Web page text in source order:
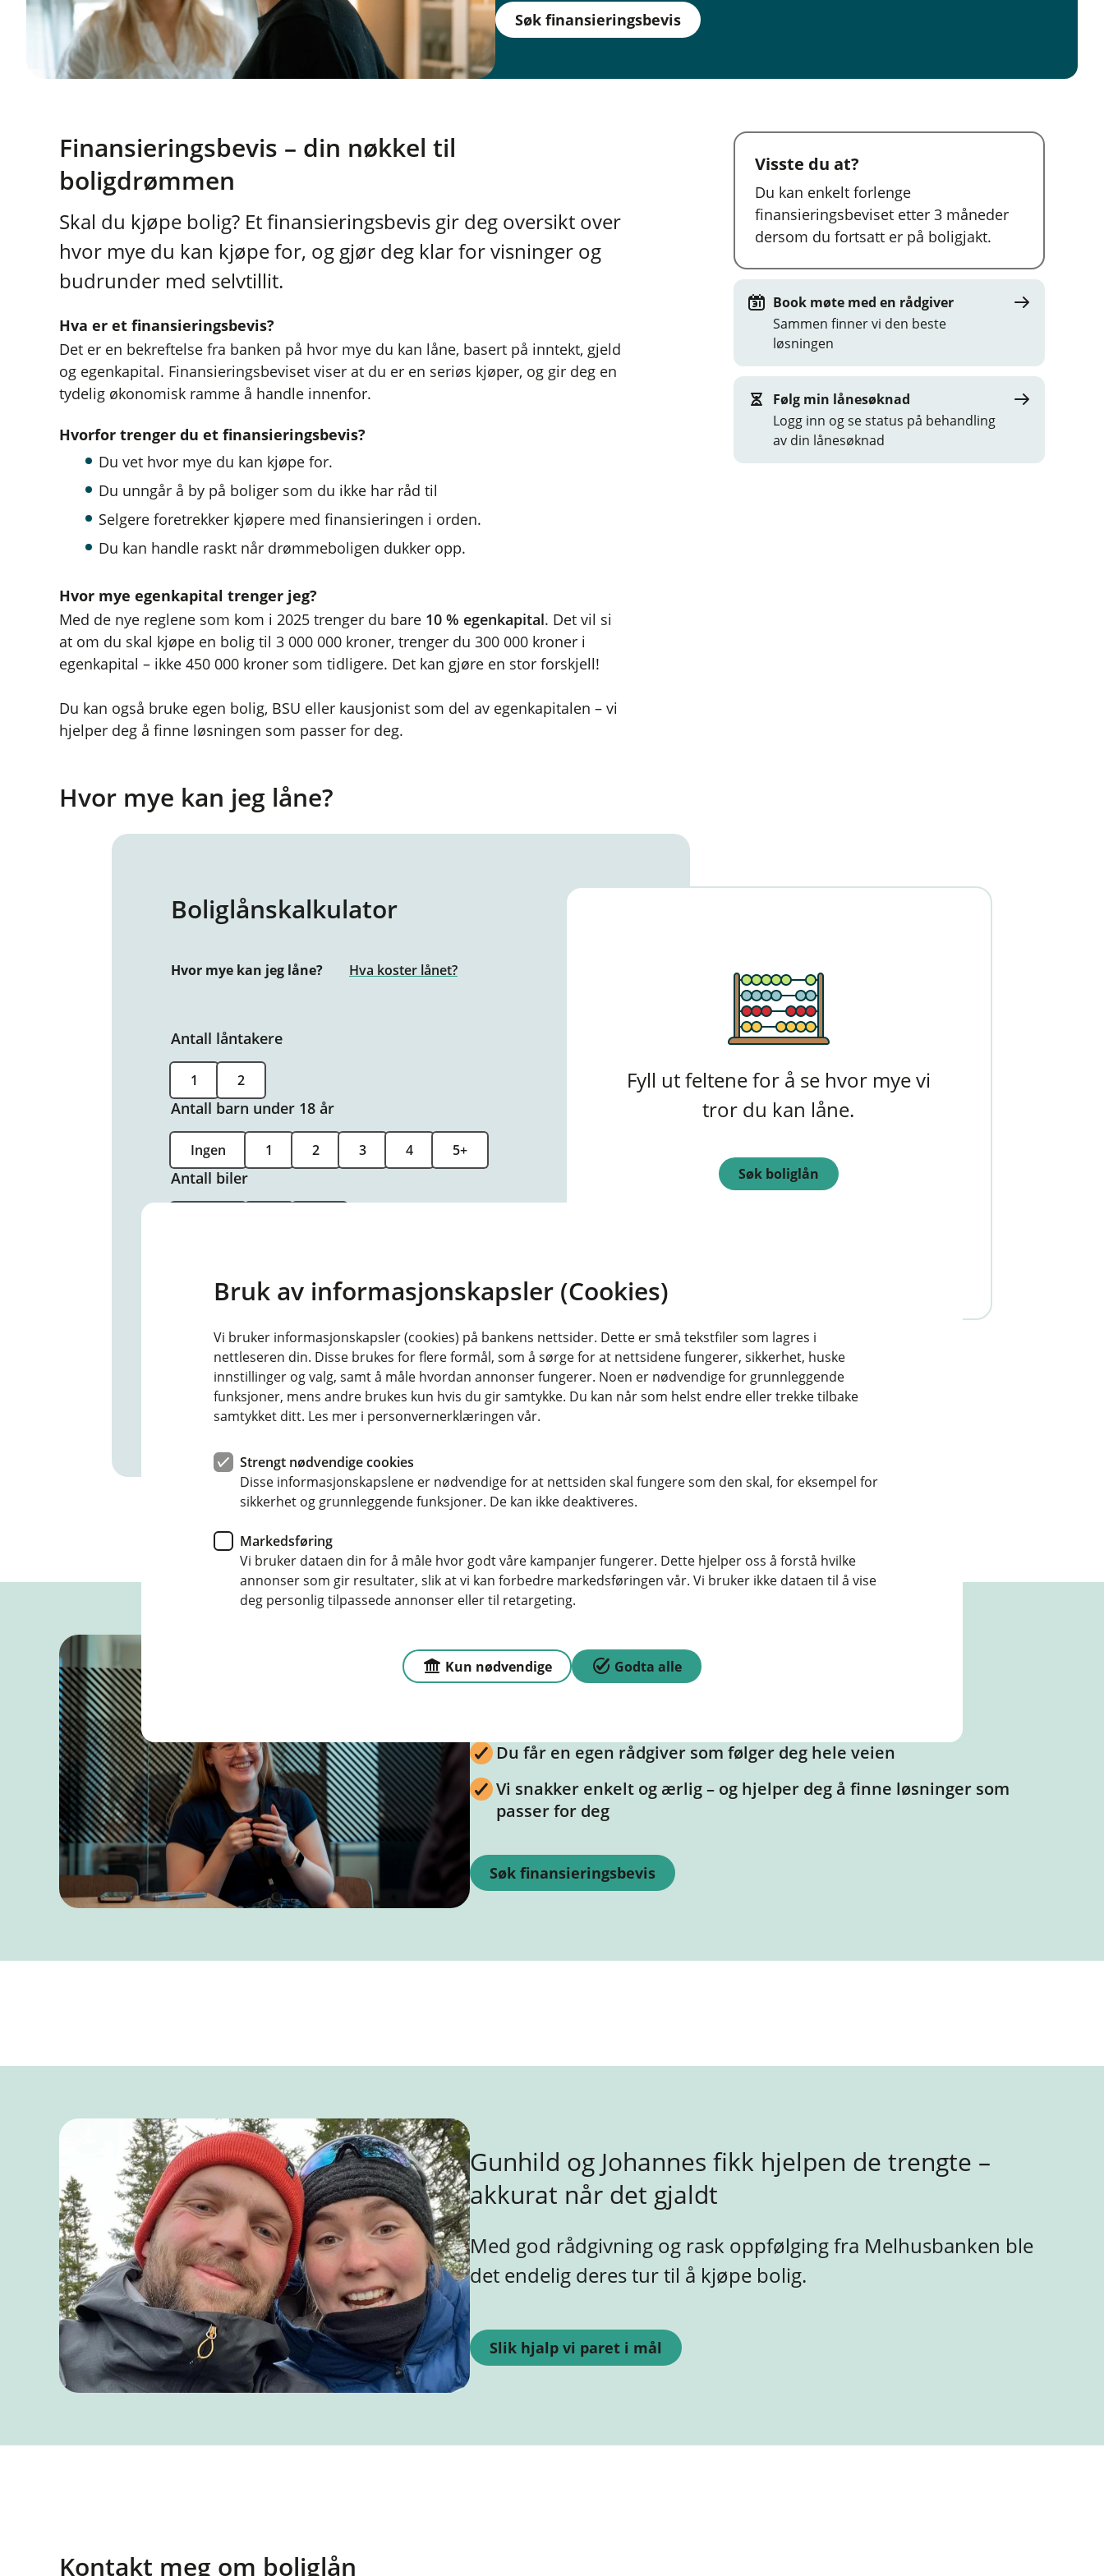
Søk finansieringsbevis
Finansieringsbevis – din nøkkel til
boligdrømmen
Skal du kjøpe bolig? Et finansieringsbevis gir deg oversikt over
hvor mye du kan kjøpe for, og gjør deg klar for visninger og
budrunder med selvtillit.
Hva er et finansieringsbevis?
Det er en bekreftelse fra banken på hvor mye du kan låne, basert på inntekt, gjeld
og egenkapital. Finansieringsbeviset viser at du er en seriøs kjøper, og gir deg en
tydelig økonomisk ramme å handle innenfor.
Hvorfor trenger du et finansieringsbevis?
Du vet hvor mye du kan kjøpe for.
Du unngår å by på boliger som du ikke har råd til
Selgere foretrekker kjøpere med finansieringen i orden.
Du kan handle raskt når drømmeboligen dukker opp.
Hvor mye egenkapital trenger jeg?
Med de nye reglene som kom i 2025 trenger du bare 10 % egenkapital. Det vil si
at om du skal kjøpe en bolig til 3 000 000 kroner, trenger du 300 000 kroner i
egenkapital – ikke 450 000 kroner som tidligere. Det kan gjøre en stor forskjell!
Du kan også bruke egen bolig, BSU eller kausjonist som del av egenkapitalen – vi
hjelper deg å finne løsningen som passer for deg.
Visste du at?
Du kan enkelt forlenge
finansieringsbeviset etter 3 måneder
dersom du fortsatt er på boligjakt.
Book møte med en rådgiver
Sammen finner vi den beste
løsningen
Følg min lånesøknad
Logg inn og se status på behandling
av din lånesøknad
Hvor mye kan jeg låne?
Boliglånskalkulator
Hvor mye kan jeg låne? Hva koster lånet?
Antall låntakere
1 2
Antall barn under 18 år
Ingen 1 2 3 4 5+
Antall biler
Samlet gjeld
Du trenger ikke føre opp gjeld som innfris ved utbetaling av nytt boliglån.
Fyll ut feltene for å se hvor mye vi
tror du kan låne.
Søk boliglån
Hvorfor søke boliglån hos oss?
Du får en egen rådgiver som følger deg hele veien
Vi snakker enkelt og ærlig – og hjelper deg å finne løsninger som
passer for deg
Søk finansieringsbevis
Gunhild og Johannes fikk hjelpen de trengte –
akkurat når det gjaldt
Med god rådgivning og rask oppfølging fra Melhusbanken ble
det endelig deres tur til å kjøpe bolig.
Slik hjalp vi paret i mål
Kontakt meg om boliglån
Bruk av informasjonskapsler (Cookies)
Vi bruker informasjonskapsler (cookies) på bankens nettsider. Dette er små tekstfiler som lagres i
nettleseren din. Disse brukes for flere formål, som å sørge for at nettsidene fungerer, sikkerhet, huske
innstillinger og valg, samt å måle hvordan annonser fungerer. Noen er nødvendige for grunnleggende
funksjoner, mens andre brukes kun hvis du gir samtykke. Du kan når som helst endre eller trekke tilbake
samtykket ditt. Les mer i personvernerklæringen vår.
Strengt nødvendige cookies
Disse informasjonskapslene er nødvendige for at nettsiden skal fungere som den skal, for eksempel for
sikkerhet og grunnleggende funksjoner. De kan ikke deaktiveres.
Markedsføring
Vi bruker dataen din for å måle hvor godt våre kampanjer fungerer. Dette hjelper oss å forstå hvilke
annonser som gir resultater, slik at vi kan forbedre markedsføringen vår. Vi bruker ikke dataen til å vise
deg personlig tilpassede annonser eller til retargeting.
Kun nødvendige Godta alle